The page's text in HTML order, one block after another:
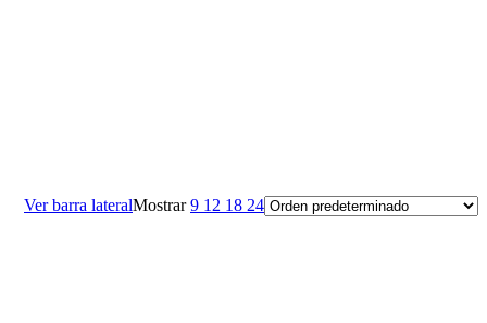
Ver barra lateralMostrar9 12 18 24